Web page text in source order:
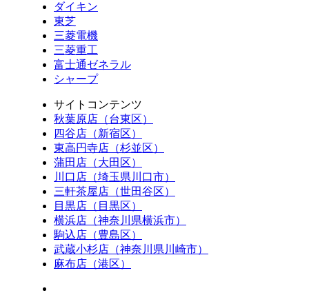
ダイキン
東芝
三菱電機
三菱重工
富士通ゼネラル
シャープ
サイトコンテンツ
秋葉原店（台東区）
四谷店（新宿区）
東高円寺店（杉並区）
蒲田店（大田区）
川口店（埼玉県川口市）
三軒茶屋店（世田谷区）
目黒店（目黒区）
横浜店（神奈川県横浜市）
駒込店（豊島区）
武蔵小杉店（神奈川県川崎市）
麻布店（港区）